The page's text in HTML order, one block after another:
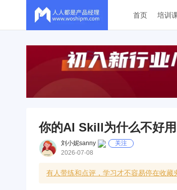
首页 培训
你的AI Skill为什么不好
刘小妮sanny
关注
2026-07-08
有人带练和点评，学习才不容易停在收藏